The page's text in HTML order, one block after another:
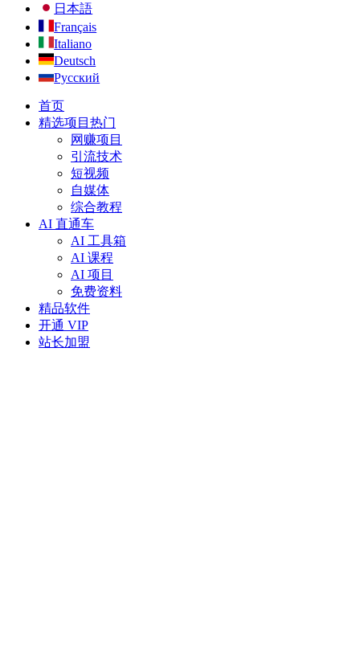
日本語
Français
Italiano
Deutsch
Русский
首页
精选项目 热门
网赚项目
引流技术
短视频
自媒体
综合教程
AI 直通车
AI 工具箱
AI 课程
AI 项目
免费资料
精品软件
开通 VIP
站长加盟